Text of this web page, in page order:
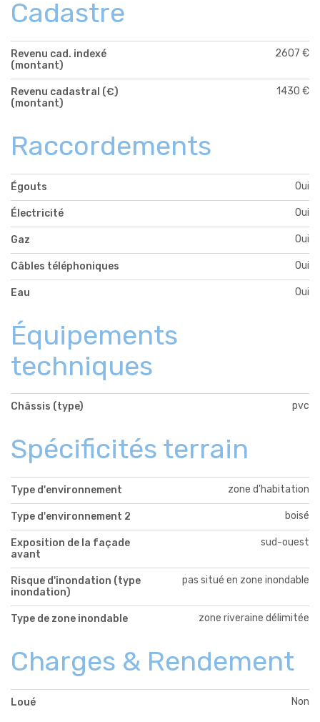
Cadastre
Revenu cad. indexé
(montant)
2607 €
Revenu cadastral (€)
(montant)
1430 €
Raccordements
Égouts Oui
Électricité Oui
Gaz Oui
Câbles téléphoniques Oui
Eau Oui
Équipements
techniques
Châssis (type) pvc
Spécificités terrain
Type d'environnement zone d'habitation
Type d'environnement 2 boisé
Exposition de la façade
avant
sud-ouest
Risque d'inondation (type
inondation)
pas situé en zone inondable
Type de zone inondable zone riveraine délimitée
Charges & Rendement
Loué Non